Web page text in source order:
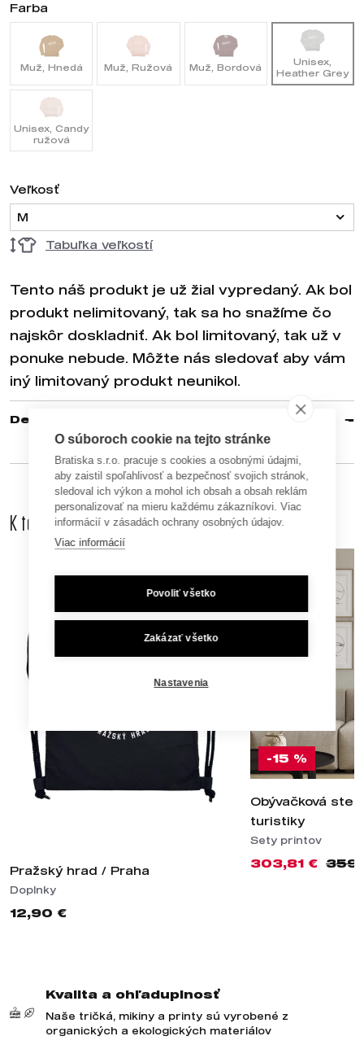
Farba
Muž, Hnedá Muž, Ružová Muž, Bordová
Unisex,
Heather Grey
Unisex, Candy
ružová
Veľkosť
M
Tabuľka veľkostí
Tento náš produkt je už žial vypredaný. Ak bol
produkt nelimitovaný, tak sa ho snažíme čo
najskôr doskladniť. Ak bol limitovaný, tak už v
ponuke nebude. Môžte nás sledovať aby vám
iný limitovaný produkt neunikol.
Detaily
K tomuto produktu odporúčame dokúpiť aj
Pražský hrad / Praha
Doplnky
12,90 €
-15 %
Obývačková
turistiky
Sety printov
303,81 €
Kvalita a ohľaduplnosť
Naše tričká, mikiny a printy sú vyrobené z
organických a ekologických materiálov
O súboroch cookie na tejto stránke
Bratiska s.r.o. pracuje s cookies a osobnými údajmi,
aby zaistil spoľahlivosť a bezpečnosť svojich stránok,
sledoval ich výkon a mohol ich obsah a obsah reklám
personalizovať na mieru každému zákazníkovi. Viac
informácií v zásadách ochrany osobných údajov.
Viac informácií
Povoliť všetko
Zakázať všetko
Nastavenia